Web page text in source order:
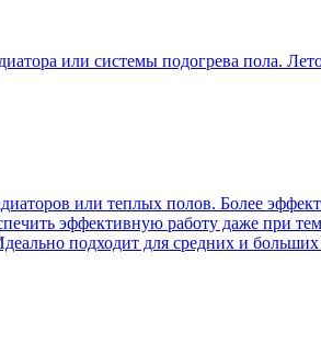
или системы подогрева пола.
или теплых полов. Более
эффективную работу даже при
подходит для средних и